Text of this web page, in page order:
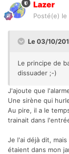
Lazer
Posté(e) le
Le 03/10/
Le principe de
dissuader ;-)
J'ajoute que
Une sirène qui
Au pire, il a le
trainait dans
Je l'ai déjà dit,
étaient dans mon